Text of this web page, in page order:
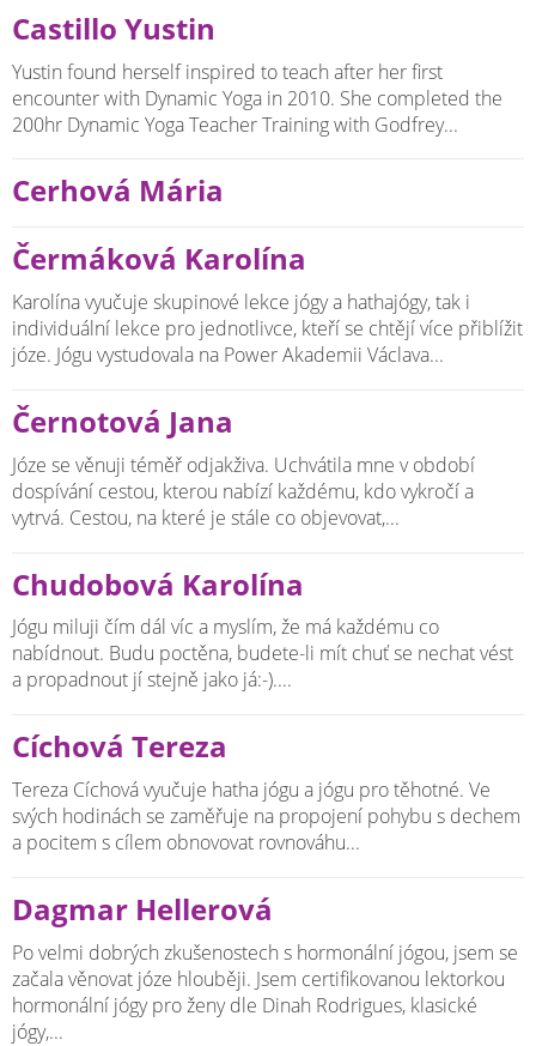
Castillo Yustin
Yustin found herself inspired to teach after her first
encounter with Dynamic Yoga in 2010. She completed the
200hr Dynamic Yoga Teacher Training with Godfrey...
Cerhová Mária
Čermáková Karolína
Karolína vyučuje skupinové lekce jógy a hathajógy, tak i
individuální lekce pro jednotlivce, kteří se chtějí více přiblížit
józe. Jógu vystudovala na Power Akademii Václava...
Černotová Jana
Józe se věnuji téměř odjakživa. Uchvátila mne v období
dospívání cestou, kterou nabízí každému, kdo vykročí a
vytrvá. Cestou, na které je stále co objevovat,...
Chudobová Karolína
Jógu miluji čím dál víc a myslím, že má každému co
nabídnout. Budu poctěna, budete-li mít chuť se nechat vést
a propadnout jí stejně jako já:-)....
Cíchová Tereza
Tereza Cíchová vyučuje hatha jógu a jógu pro těhotné. Ve
svých hodinách se zaměřuje na propojení pohybu s dechem
a pocitem s cílem obnovovat rovnováhu...
Dagmar Hellerová
Po velmi dobrých zkušenostech s hormonální jógou, jsem se
začala věnovat józe hlouběji. Jsem certifikovanou lektorkou
hormonální jógy pro ženy dle Dinah Rodrigues, klasické
jógy,...